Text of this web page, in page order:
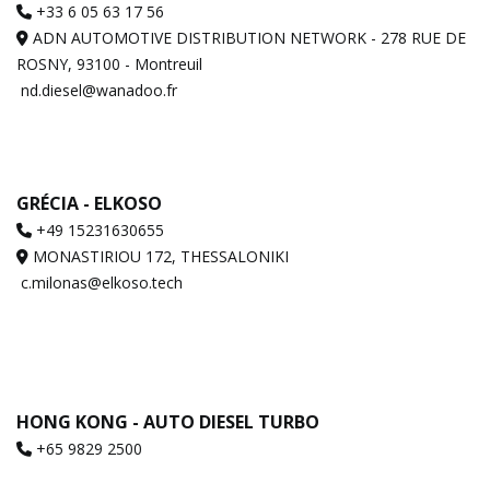
+33 6 05 63 17 56
ADN AUTOMOTIVE DISTRIBUTION NETWORK - 278 RUE DE
ROSNY, 93100 - Montreuil
nd.diesel@wanadoo.fr
GRÉCIA - ELKOSO
+49 15231630655
MONASTIRIOU 172, THESSALONIKI
c.milonas@elkoso.tech
HONG KONG - AUTO DIESEL TURBO
+65 9829 2500